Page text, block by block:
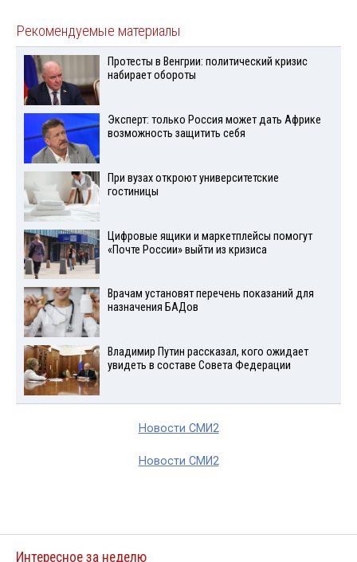
Рекомендуемые материалы
Протесты в Венгрии: политический кризис
набирает обороты
Эксперт: только Россия может дать Африке
возможность защитить себя
При вузах откроют университетские
гостиницы
Цифровые ящики и маркетплейсы помогут
«Почте России» выйти из кризиса
Врачам установят перечень показаний для
назначения БАДов
Владимир Путин рассказал, кого ожидает
увидеть в составе Совета Федерации
Новости СМИ2
Новости СМИ2
Интересное за неделю